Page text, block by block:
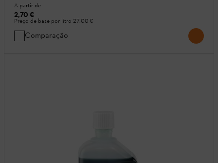
A partir de
2,70 €
Preço de base por litro 27,00 €
Comparação